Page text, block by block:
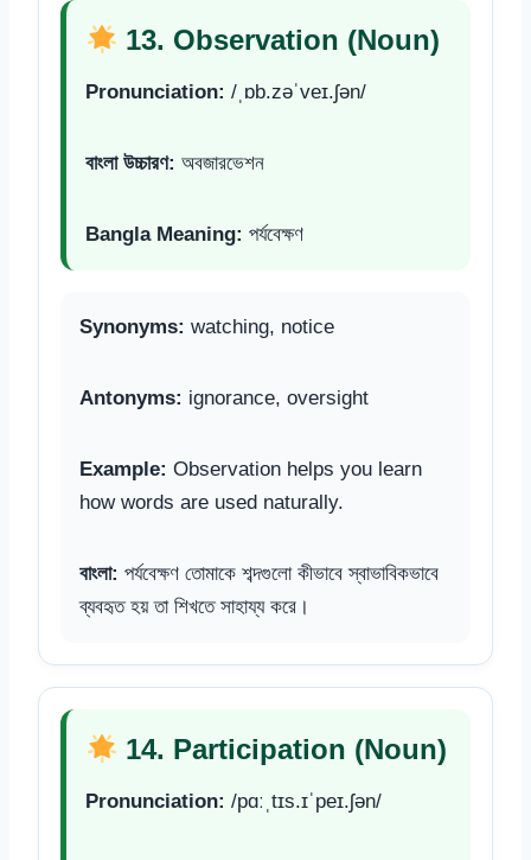
13. Observation (Noun)
Pronunciation: /ˌɒb.zəˈveɪ.ʃən/
বাংলা উচ্চারণ: অবজারভেশন
Bangla Meaning: পর্যবেক্ষণ
Synonyms: watching, notice
Antonyms: ignorance, oversight
Example: Observation helps you learn
how words are used naturally.
বাংলা: পর্যবেক্ষণ তোমাকে শব্দগুলো কীভাবে স্বাভাবিকভাবে
ব্যবহৃত হয় তা শিখতে সাহায্য করে।
14. Participation (Noun)
Pronunciation: /pɑːˌtɪs.ɪˈpeɪ.ʃən/